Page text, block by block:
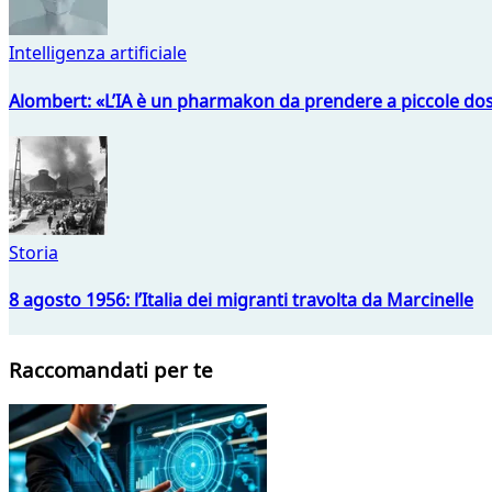
Intelligenza artificiale
Alombert: «L’IA è un pharmakon da prendere a piccole
Storia
8 agosto 1956: l’Italia dei migranti travolta da Marcinelle
Raccomandati per te